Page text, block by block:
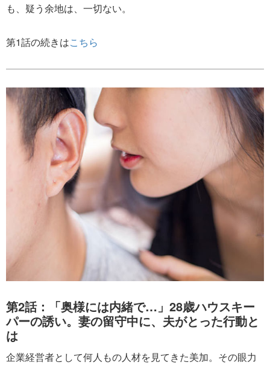
も、疑う余地は、一切ない。
第1話の続きはこちら
第2話：「奥様には内緒で…」28歳ハウスキー
パーの誘い。妻の留守中に、夫がとった行動と
は
企業経営者として何人もの人材を見てきた美加。その眼力